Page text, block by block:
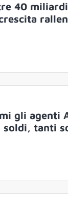
40
gli agenti
soldi, tanti